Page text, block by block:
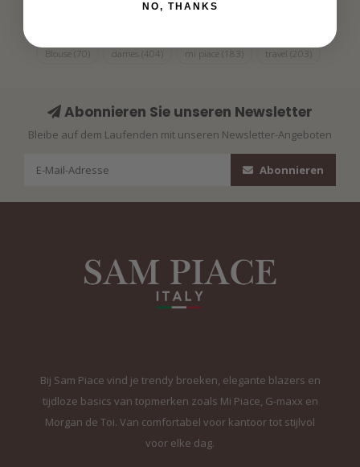
Blouse (70) dames (404) mi piace (183) travel (203)
Abonnieren Sie unseren Newsletter
Bleibe auf dem Laufenden mit unseren Newsletter-Angeboten
Abonnieren
Bij Sam Piace vind je trendy broeken, elegante blazers en
tijdloze basics van topmerken zoals Mi Piace, G-maxx en
Morgan de Toi. Van comfortabel voor kantoor tot stijlvol
voor elke dag.
NO, THANKS